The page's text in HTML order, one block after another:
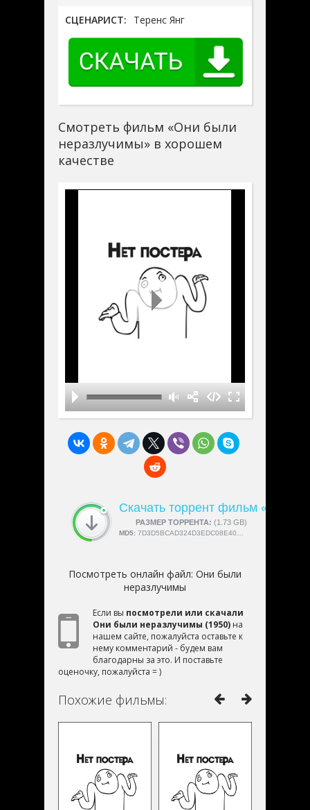
СЦЕНАРИСТ: Теренс Янг
Смотреть фильм «Они были
неразлучимы» в хорошем
качестве
Скачать торрент фильм «Они
РАЗМЕР ТОРРЕНТА: (1.73 GB)
СКАЧАЛИ:4189
MD5: 7D3D5BCAD324D3EDC08E40738E663554
Посмотреть онлайн файл: Они были
неразлучимы
Если вы посмотрели или скачали
Они были неразлучимы (1950) на
нашем сайте, пожалуйста оставьте к
нему комментарий - будем вам
благодарны за это. И поставьте
оценочку, пожалуйста = )
Похожие фильмы: